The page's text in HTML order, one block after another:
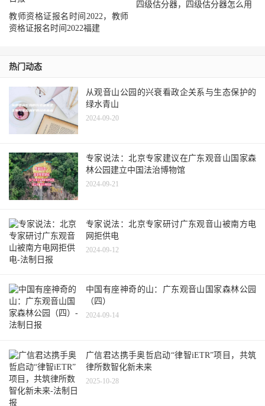
教师资格证报名时间2022，教师
资格证报名时间2022福建
四级估分器，四级估分器怎么用
热门动态
从观音山公园的兴衰看政企关系与生态保护的
绿水青山
2024-09-20
专家说法：北京专家建议在广东观音山国家森
林公园建立中国法治博物馆
2024-09-21
专家说法：北京专家研讨广东观音山被南方电
网拒供电
2024-09-12
中国有座神奇的山：广东观音山国家森林公园
（四）
2024-09-14
广信君达携手奥哲启动“律智iETR”项目，共筑
律所数智化新未来
2025-10-28